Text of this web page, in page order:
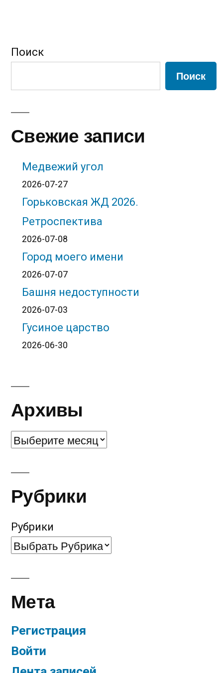
Поиск
Поиск
Свежие записи
Медвежий угол
2026-07-27
Горьковская ЖД 2026.
Ретроспектива
2026-07-08
Город моего имени
2026-07-07
Башня недоступности
2026-07-03
Гусиное царство
2026-06-30
Архивы
Архивы
Рубрики
Рубрики
Мета
Регистрация
Войти